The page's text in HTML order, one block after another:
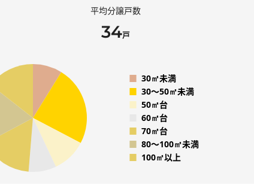
平均分譲戸数
34戸
■ 30㎡未満
■ 30〜50㎡未満
■ 50㎡台
60㎡台
■ 70㎡台
■ 80〜100㎡未満
■ 100㎡以上